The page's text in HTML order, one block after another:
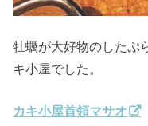
牡蠣が大好物のしたぷ
キ小屋でした。
カキ小屋首領マサオ